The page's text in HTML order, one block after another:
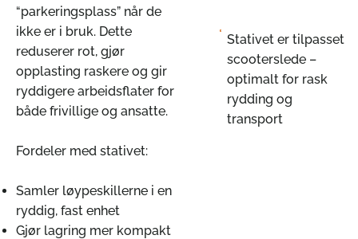
“parkeringsplass” når de
ikke er i bruk. Dette
reduserer rot, gjør
opplasting raskere og gir
ryddigere arbeidsflater for
både frivillige og ansatte.
Fordeler med stativet:
Samler løypeskillerne i en
ryddig, fast enhet
Gjør lagring mer kompakt
Stativet er tilpasset
scooter­slede –
optimalt for rask
rydding og
transport